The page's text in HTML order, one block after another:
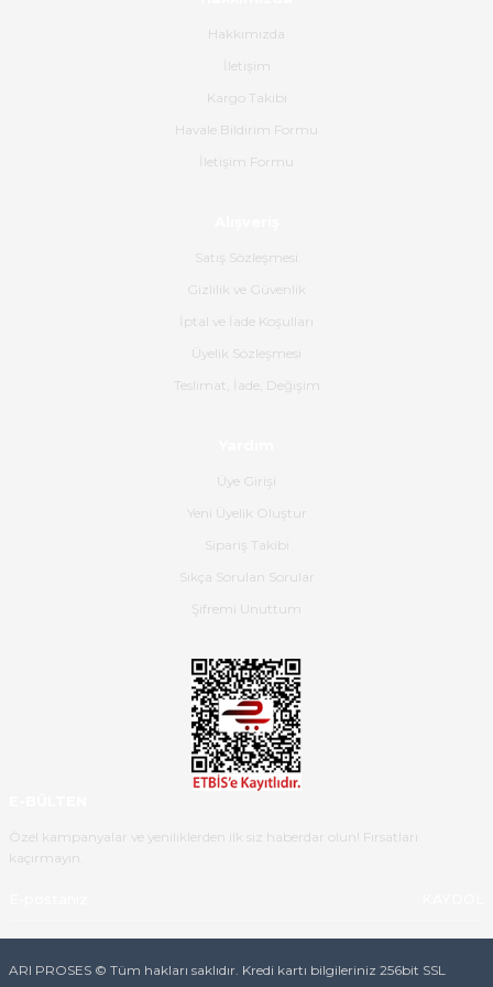
Ahmet Çağın | 20/06/2026
satış personeline de güzel ve
gayet başarılı hasarsız bir şekilde
hassasiyetleri ve Ürünün kalitesi
Deneyimini Paylaş Diğer yorumları göster
Hakkımızda
İletişim
Kargo Takibi
Havale Bildirim Formu
İletişim Formu
Satış Sözleşmesi
Gizlilik ve Güvenlik
İptal ve İade Koşulları
Üyelik Sözleşmesi
Teslimat, İade, Değişim
Üye Girişi
Yeni Üyelik Oluştur
Sipariş Takibi
Sıkça Sorulan Sorular
Şifremi Unuttum
Özel kampanyalar ve yeniliklerden ilk siz haberdar olun! Fırsatları
kaçırmayın.
ARI PROSES © Tüm hakları saklıdır. Kredi kartı bilgileriniz 256bit SSL